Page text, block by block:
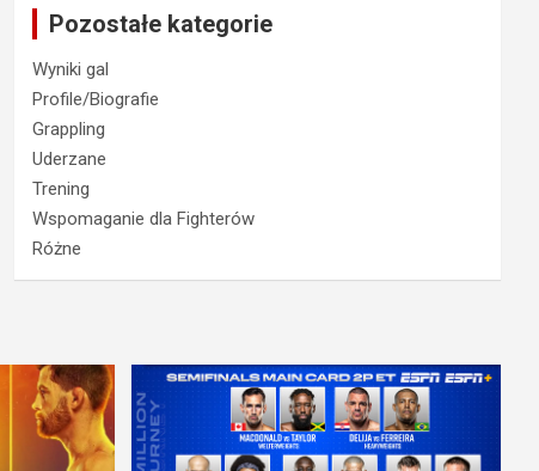
Pozostałe kategorie
Wyniki gal
Profile/Biografie
Grappling
Uderzane
Trening
Wspomaganie dla Fighterów
Różne